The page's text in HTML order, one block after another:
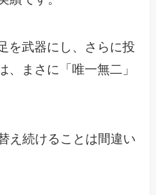
を武器にし、さらに投
、まさに「唯一無二」
え続けることは間違い